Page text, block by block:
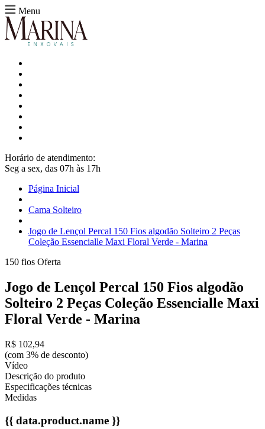
Menu
Horário de atendimento:
Seg a sex, das 07h às 17h
Página Inicial
Cama Solteiro
Jogo de Lençol Percal 150 Fios algodão Solteiro 2 Peças
Coleção Essencialle Maxi Floral Verde - Marina
150 fios Oferta
Jogo de Lençol Percal 150 Fios algodão
Solteiro 2 Peças Coleção Essencialle Maxi
Floral Verde - Marina
R$ 102,94
(com 3% de desconto)
Vídeo
Descrição do produto
Especificações técnicas
Medidas
{{ data.product.name }}